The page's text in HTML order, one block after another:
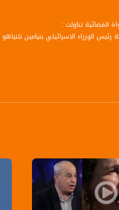
الوزراء الاسرائيلي بنيامين
القادمة ؟ نحن نرى فقط ارتفاعا